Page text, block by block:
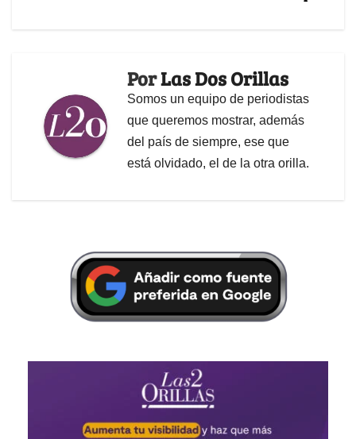
PorLas Dos Orillas
Somos un equipo de periodistas
que queremos mostrar, además
del país de siempre, ese que
está olvidado, el de la otra orilla.